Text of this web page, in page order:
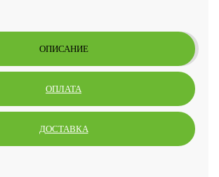
ОПИСАНИЕ
ОПЛАТА
ДОСТАВКА